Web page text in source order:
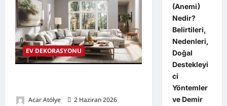
EV DEKORASYONU
Acar Atölye
2 Haziran 2026
(Anemi)
Nedir?
Belirtileri,
Nedenleri,
Doğal
Destekleyi
ci
Yöntemler
ve Demir